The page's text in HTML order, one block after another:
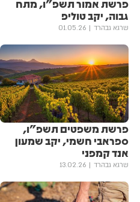
פרשת אמור תשפ"ו, מתח
גבוה, יקב טוליפ
שרגא גבהרד 01.05.26
פרשת משפטים תשפ"ו,
ספראבי חשמי, יקב שמעון
אנד קמפני
שרגא גבהרד 13.02.26